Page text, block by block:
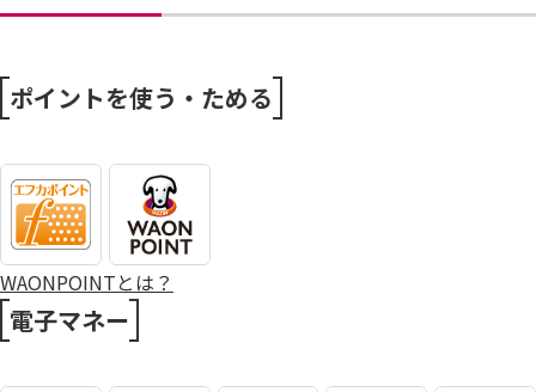
ポイントを使う・ためる
WAONPOINTとは？
電子マネー